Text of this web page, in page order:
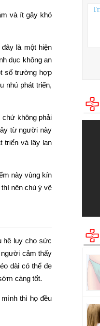
và ít gây khó
là một hiện
dục không an
số trường hợp
nhú phát triển,
chứ không phải
từ người này
triển và lây lan
này vùng kín
nên chú ý vệ
hệ lụy cho sức
cảm thấy
dài có thể đe
càng tốt.
thì họ đều